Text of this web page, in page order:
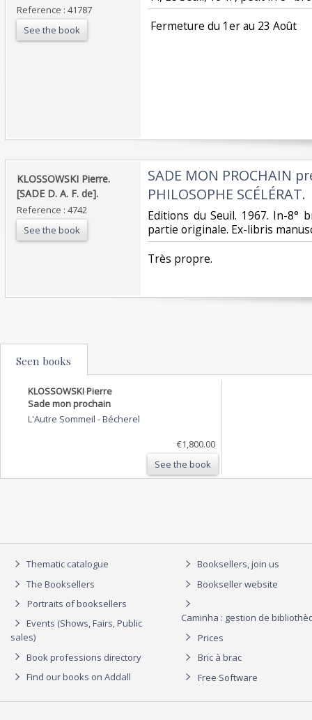
Reference : 41787
See the book
‎ Fermeture du 1er au 23 Août‎
‎KLOSSOWSKI Pierre.
[SADE D. A. F. de].‎
Reference : 4742
See the book
‎SADE MON PROCHAIN
PHILOSOPHE SCÉLÉRAT.‎
‎Editions du Seuil. 1967. In-8°
partie originale. Ex-libris
‎Très propre.‎
Seen books
KLOSSOWSKI Pierre
Sade mon prochain
L'Autre Sommeil -Bécherel
€1,800.00
See the book
Thematic catalogue
The Booksellers
Portraits of booksellers
Events (Shows, Fairs, Public
sales)
Book professions directory
Find our books on Addall
Booksellers, join us
Bookseller website
Caminha : gestion de
Prices
Bric à brac
Free Software